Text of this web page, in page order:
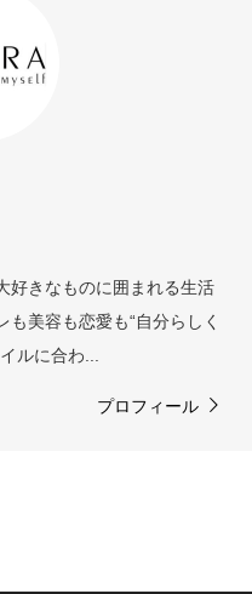
好きなものに囲まれる生活
美容も恋愛も“自分らしく
ルに合わ...
プロフィール